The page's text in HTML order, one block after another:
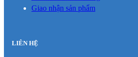
Giao nhận sản phẩm
LIÊN HỆ